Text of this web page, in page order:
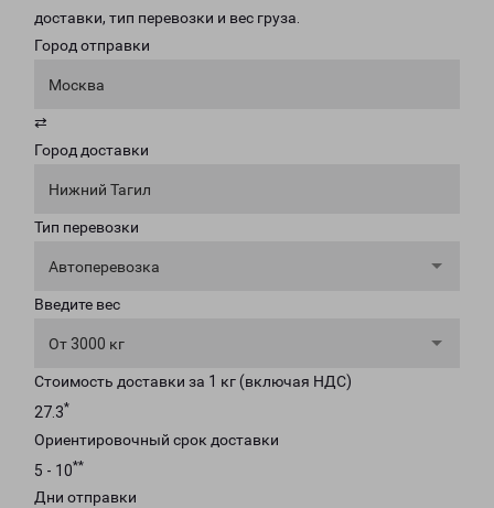
доставки, тип перевозки и вес груза.
Город отправки
Москва
⇄
Город доставки
Нижний Тагил
Тип перевозки
Автоперевозка
Введите вес
От 3000 кг
Стоимость доставки за 1 кг (включая НДС)
27.3*
Ориентировочный срок доставки
5 - 10**
Дни отправки